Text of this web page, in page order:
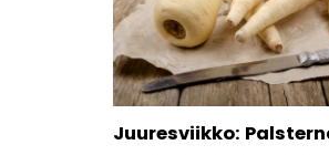
Juuresviikko: